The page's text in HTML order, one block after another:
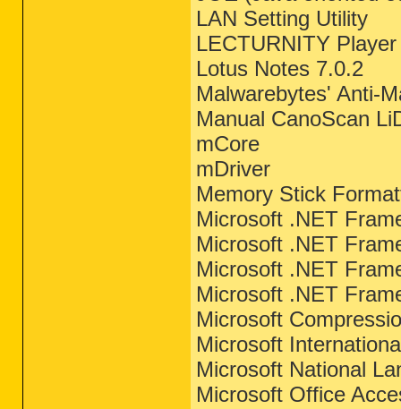
LAN Setting Utility
LECTURNITY Player
Lotus Notes 7.0.2
Malwarebytes' Anti-
Manual CanoScan
mCore
mDriver
Memory Stick
Microsoft .NET
Microsoft .NET
Microsoft .NET
Microsoft .NET
Microsoft
Microsoft
Microsoft National
Microsoft Office